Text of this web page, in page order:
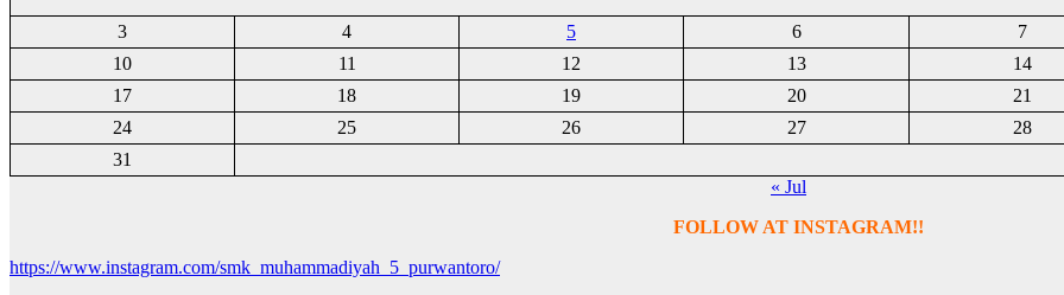
3 4 5 6
7
10
11 12 13
14
17
18 19 20
21
24
25 26 27
28
31
« Jul
FOLLOW AT INSTAGRAM!!
https://www.instagram.com/smk_muhammadiyah_5_purwantoro/